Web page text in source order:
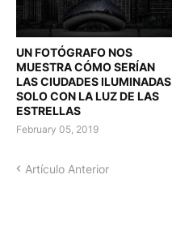
UN FOTÓGRAFO NOS
MUESTRA CÓMO SERÍAN
LAS CIUDADES ILUMINADAS
SOLO CON LA LUZ DE LAS
ESTRELLAS
February 05, 2019
Artículo Anterior